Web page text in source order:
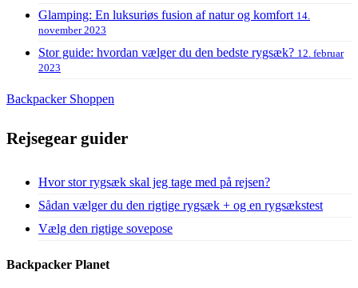
Glamping: En luksuriøs fusion af natur og komfort 14.
november 2023
Stor guide: hvordan vælger du den bedste rygsæk? 12. februar
2023
Backpacker Shoppen
Rejsegear guider
Hvor stor rygsæk skal jeg tage med på rejsen?
Sådan vælger du den rigtige rygsæk + og en rygsækstest
Vælg den rigtige sovepose
Backpacker Planet